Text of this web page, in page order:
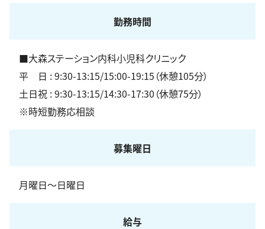
勤務時間
■大森ステーション内科小児科クリニック
平 日 : 9:30-13:15/15:00-19:15（休憩105分）
土日祝 : 9:30-13:15/14:30-17:30（休憩75分）
※時短勤務応相談
募集曜日
月曜日〜日曜日
給与